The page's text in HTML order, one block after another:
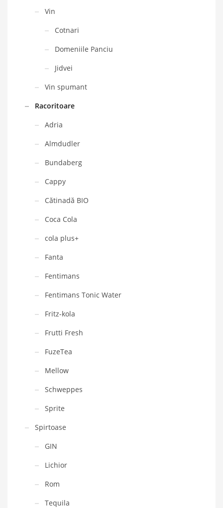
Vin
Cotnari
Domeniile Panciu
Jidvei
Vin spumant
Racoritoare
Adria
Almdudler
Bundaberg
Cappy
Cătinadă BIO
Coca Cola
cola plus+
Fanta
Fentimans
Fentimans Tonic Water
Fritz-kola
Frutti Fresh
FuzeTea
Mellow
Schweppes
Sprite
Spirtoase
GIN
Lichior
Rom
Tequila